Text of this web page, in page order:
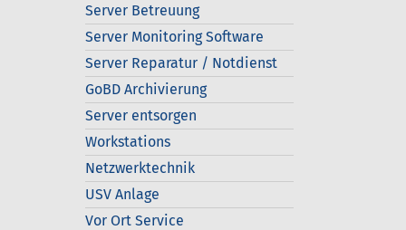
Server Betreuung
Server Monitoring Software
Server Reparatur / Notdienst
GoBD Archivierung
Server entsorgen
Workstations
Netzwerktechnik
USV Anlage
Vor Ort Service